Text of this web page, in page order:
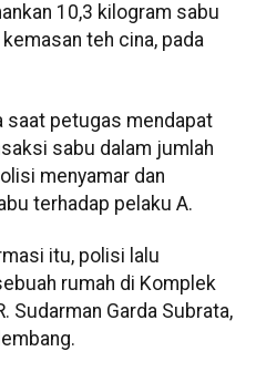
10,3 kilogram sabu
teh cina, pada
saat petugas mendapat
sabu dalam jumlah
menyamar dan
terhadap pelaku A.
itu, polisi lalu
rumah di Komplek
Sudarman Garda Subrata,